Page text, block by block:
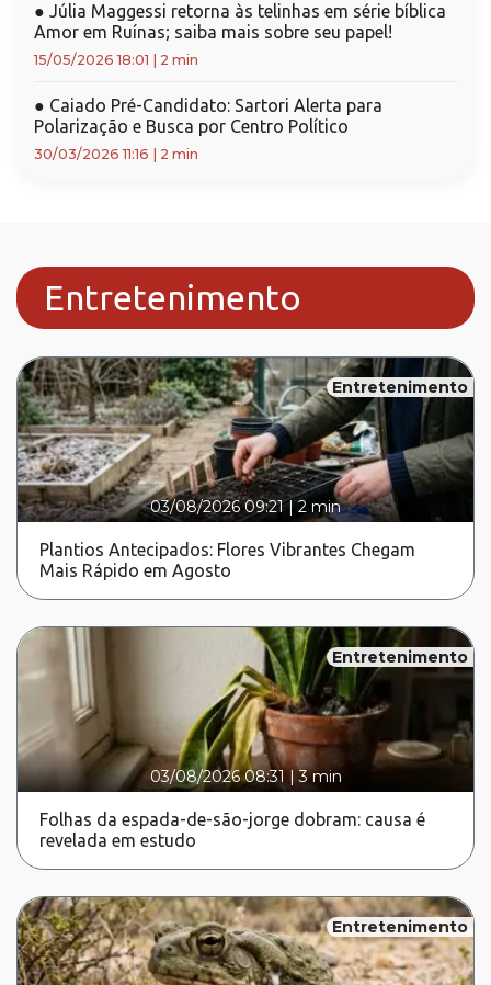
● Júlia Maggessi retorna às telinhas em série bíblica
Amor em Ruínas; saiba mais sobre seu papel!
15/05/2026 18:01 2 min
● Caiado Pré-Candidato: Sartori Alerta para
Polarização e Busca por Centro Político
30/03/2026 11:16 2 min
Entretenimento
Entretenimento
03/08/2026 09:21|2 min
Plantios Antecipados: Flores Vibrantes Chegam
Mais Rápido em Agosto
Entretenimento
03/08/2026 08:31 |3 min
Folhas da espada-de-são-jorge dobram: causa é
revelada em estudo
Entretenimento